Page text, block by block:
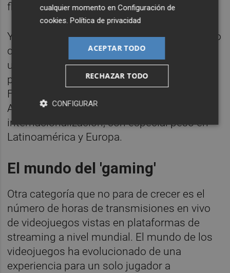
flexible y escalable.
Yuvod consiguió a mediados del año pasado
captar 4 millones de euros, tres de ellos de
una ronda de inversión y el restante
procedente del Instituto Valenciano de
Finanzas y Enisa. Como en el caso de
Azzulei, su deseo es acelerar la
internacionalización, con especial peso en
Latinoamérica y Europa.
El mundo del 'gaming'
Otra categoría que no para de crecer es el
número de horas de transmisiones en vivo
de videojuegos vistas en plataformas de
streaming a nivel mundial. El mundo de los
videojuegos ha evolucionado de una
experiencia para un solo jugador a
cualquier momento enConfiguración de
cookies.Política de privacidad
ACEPTAR TODO
RECHAZAR TODO
CONFIGURAR